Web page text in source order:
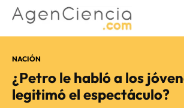
NACIÓN
¿Petro le habló a los
legitimó el espectáculo?